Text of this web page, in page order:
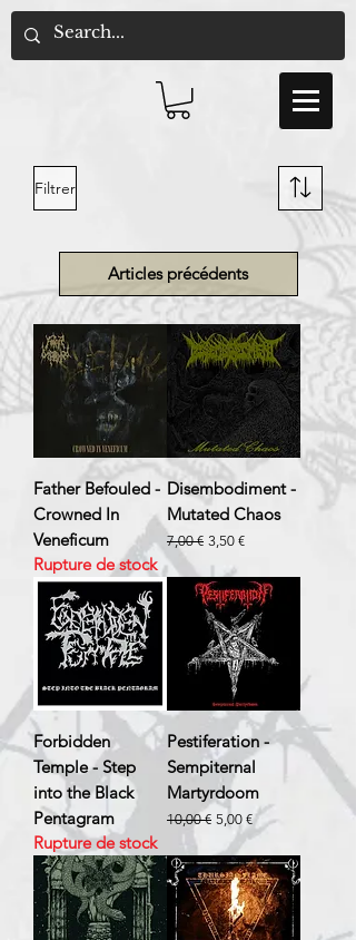
Filtrer
Articles précédents
Father Befouled -
Crowned In
Veneficum
Rupture de stock
Disembodiment -
Mutated Chaos
Prix original
7,00 € Prix promotionnel
3,50 €
Forbidden
Temple - Step
into the Black
Pentagram
Rupture de stock
Pestiferation -
Sempiternal
Martyrdoom
Prix original
10,00 € Prix promotionnel
5,00 €